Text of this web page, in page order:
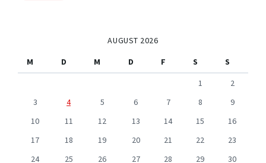
AUGUST 2026
M
D M D F S
S
1
2
3
4 5 6 7 8
9
10
11 12 13 14 15
16
17
18 19 20 21 22
23
24
25 26 27 28 29
30